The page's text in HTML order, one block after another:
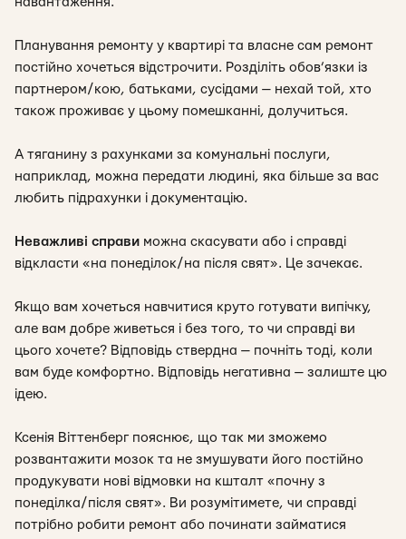
Планування ремонту у квартирі та власне сам ремонт
постійно хочеться відстрочити. Розділіть обов’язки із
партнером/кою, батьками, сусідами — нехай той, хто
також проживає у цьому помешканні, долучиться.
А тяганину з рахунками за комунальні послуги,
наприклад, можна передати людині, яка більше за вас
любить підрахунки і документацію.
Неважливі справи можна скасувати або і справді
відкласти «на понеділок/на після свят». Це зачекає.
Якщо вам хочеться навчитися круто готувати випічку,
але вам добре живеться і без того, то чи справді ви
цього хочете? Відповідь ствердна — почніть тоді, коли
вам буде комфортно. Відповідь негативна — залиште цю
ідею.
Ксенія Віттенберг пояснює, що так ми зможемо
розвантажити мозок та не змушувати його постійно
продукувати нові відмовки на кшталт «почну з
понеділка/після свят». Ви розумітимете, чи справді
потрібно робити ремонт або починати займатися